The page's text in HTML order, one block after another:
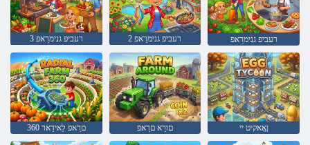
3 רעביפ גנימרַאפ 2 רעביפ גנימרַאפ רעביפ גנימרַאפ
360 םרַאפ לַאידַאר םורַא םרַאפ ןָאָאקיט יי